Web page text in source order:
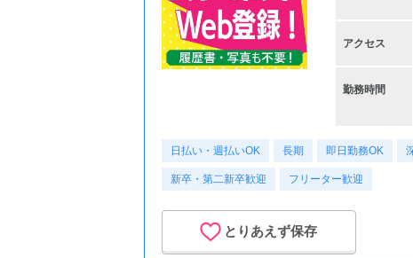
アクセス
勤務時間
日払い・週払いOK 長期 即日勤務OK
新卒・第二新卒歓迎 フリーター歓迎
とりあえず保存